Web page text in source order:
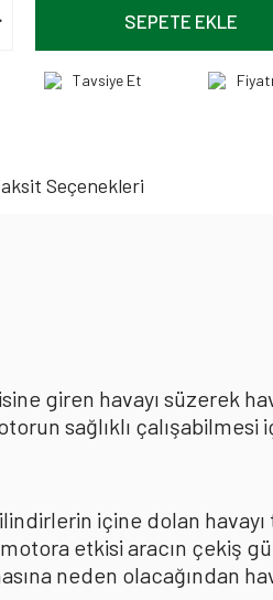
SEPETE EKLE
Tavsiye Et
Seçenekleri
giren havayı süzerek
sağlıklı çalışabilmesi
içine dolan
etkisi aracın çekiş
neden olacağından